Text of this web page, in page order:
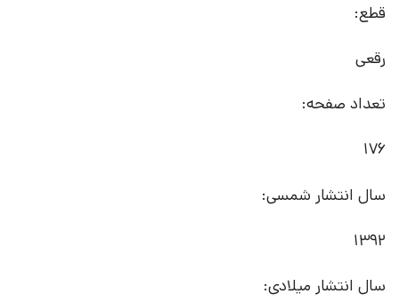
قطع:
رقعی
تعداد صفحه:
176
سال انتشار شمسی:
1392
سال انتشار میلادی: